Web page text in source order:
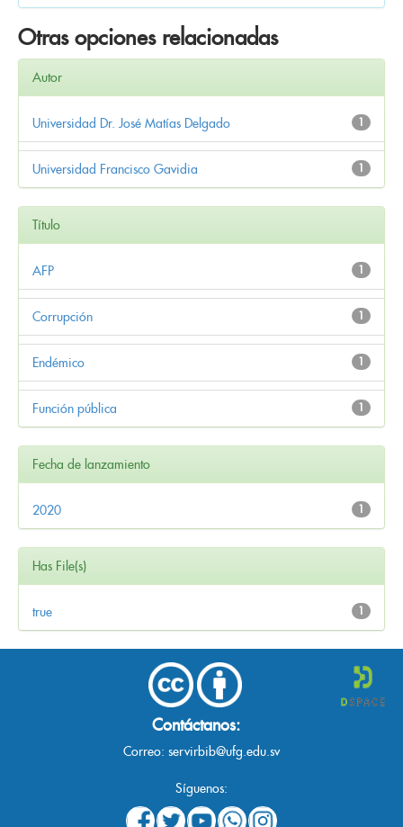
Otras opciones relacionadas
Autor
1
Universidad Dr. José Matías Delgado
1
Universidad Francisco Gavidia
Título
1
AFP
1
Corrupción
1
Endémico
1
Función pública
Fecha de lanzamiento
1
2020
Has File(s)
1
true
Contáctanos:
Correo: servirbib@ufg.edu.sv
Síguenos: